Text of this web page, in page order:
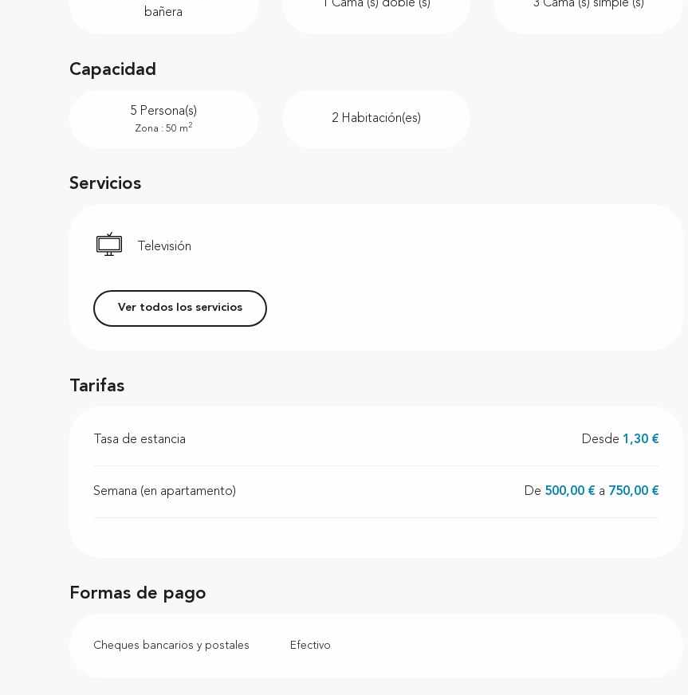
bañera
1 Cama (s) doble (s) 3 Cama (s) simple (s)
Capacidad
5 Persona(s)
Zona : 50 m2
2 Habitación(es)
Servicios
Televisión
Ver todos los servicios
Tarifas
Tasa de estancia Desde 1,30 €
Semana (en apartamento) De 500,00 € a 750,00 €
Formas de pago
Cheques bancarios y postales Efectivo